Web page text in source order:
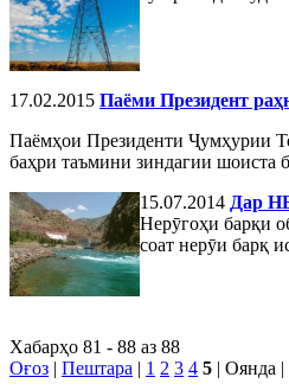
17.02.2015 Паёми Президент
Паёмҳои Президенти Ҷумҳурии
баҳри таъмини зиндагии шоиста
15.07.2014 Дар
Нерӯгоҳи барқи
соат нерӯи барқ
Хабарҳо 81 - 88 аз 88
Оғоз | Пештара | 1 2 3 4 5 | Оянда